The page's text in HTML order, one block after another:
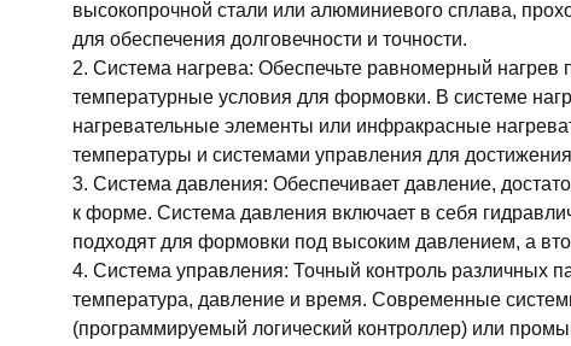
высокопрочной стали или алюминиевого сплава,
для обеспечения долговечности и точности.
2. Система нагрева: Обеспечьте равномерный нагрев
температурные условия для формовки. В системе
нагревательные элементы или инфракрасные
температуры и системами управления для
3. Система давления: Обеспечивает давление,
к форме. Система давления включает в себя
подходят для формовки под высоким давлением, а
4. Система управления: Точный контроль различных
температура, давление и время. Современные
(программируемый логический контроллер) или